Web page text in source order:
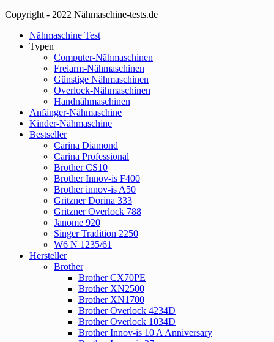
Copyright - 2022 Nähmaschine-tests.de
Close
Menu
Nähmaschine Test
Typen
Computer-Nähmaschinen
Freiarm-Nähmaschinen
Günstige Nähmaschinen
Overlock-Nähmaschinen
Handnähmaschinen
Anfänger-Nähmaschine
Kinder-Nähmaschine
Bestseller
Carina Diamond
Carina Professional
Brother CS10
Brother Innov-is F400
Brother innov-is A50
Gritzner Dorina 333
Gritzner Overlock 788
Janome 920
Singer Tradition 2250
W6 N 1235/61
Hersteller
Brother
Brother CX70PE
Brother XN2500
Brother XN1700
Brother Overlock 4234D
Brother Overlock 1034D
Brother Innov-is 10 A Anniversary